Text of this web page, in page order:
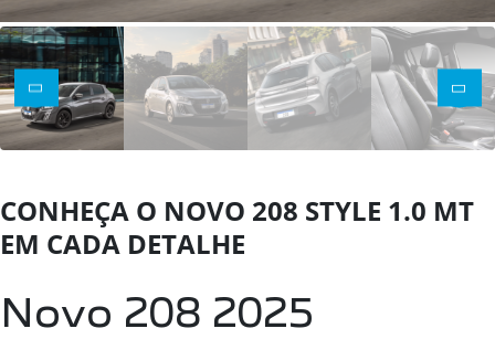
CONHEÇA O NOVO 208 STYLE 1.0 MT
EM CADA DETALHE
Novo 208 2025